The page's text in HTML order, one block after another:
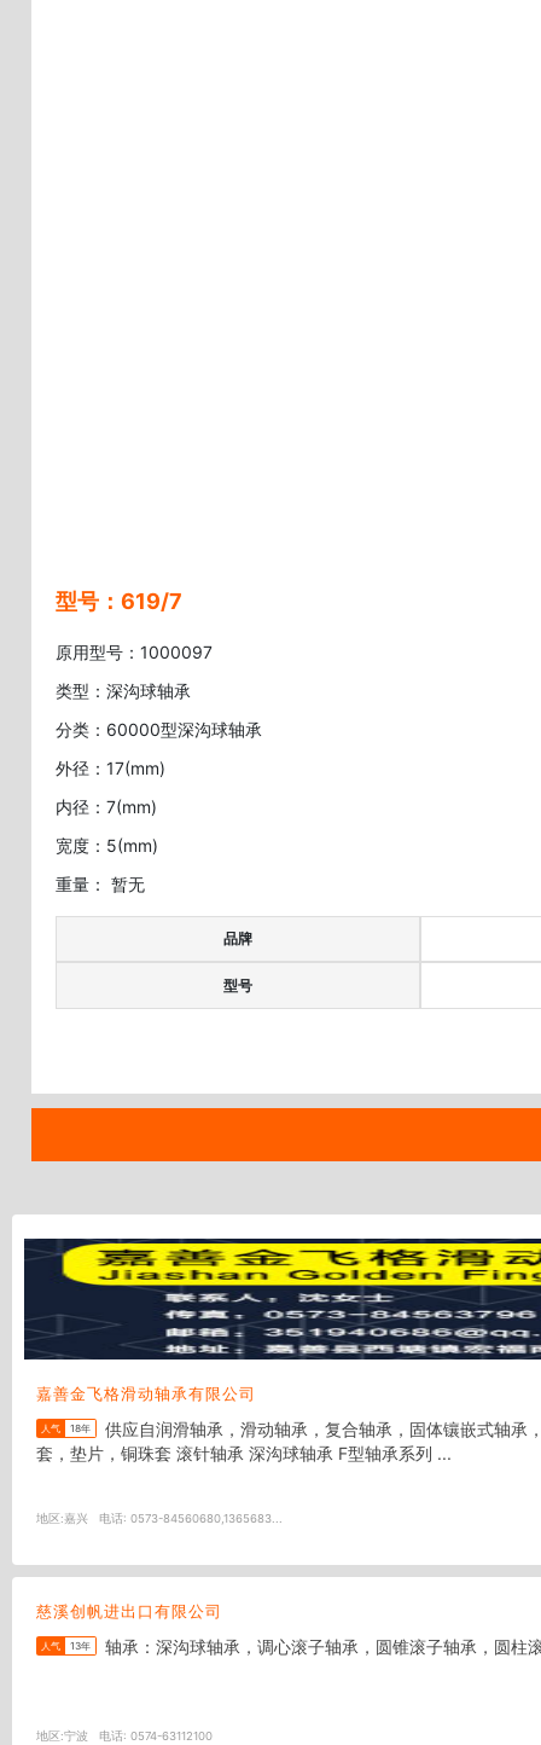
型号：619/7
原用型号：1000097
类型：深沟球轴承
分类：60000型深沟球轴承
外径：17(mm)
内径：7(mm)
宽度：5(mm)
重量： 暂无
品牌
型号
嘉善金飞格滑动轴承有限公司
人气 18年
套，垫片，铜珠套 滚针轴承 深沟球轴承 F型轴承系列 ...
地区:嘉兴 电话: 0573-84560680,1365683...
慈溪创帆进出口有限公司
人气 13年 轴承：深沟球轴承，调心滚子轴承，圆锥滚子轴承，圆
地区:宁波 电话: 0574-63112100